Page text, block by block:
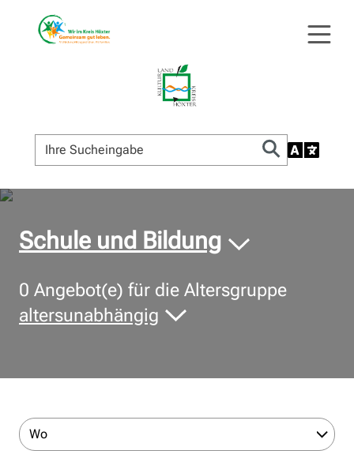
© Bildnachweis
Schule und Bildung
0 Angebot(e) für die Altersgruppe
altersunabhängig
Wo